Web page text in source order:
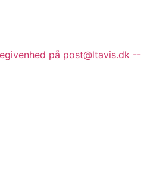
på post@ltavis.dk --